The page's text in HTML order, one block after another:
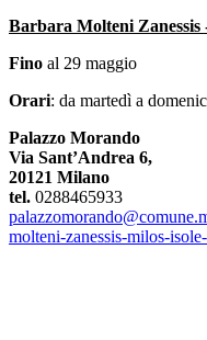
Barbara Molteni
Fino al 29 maggio
Orari: da martedì a
Palazzo Morando
Via Sant’Andrea 6,
20121 Milano
tel. 0288465933
molteni-zanessis-milos-